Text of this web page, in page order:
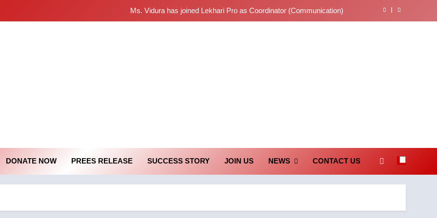
Sabarimala Issue… Questions on Judgments and Public Debate
DONATE NOW PREES RELEASE SUCCESS STORY JOIN US NEWS CONTACT US